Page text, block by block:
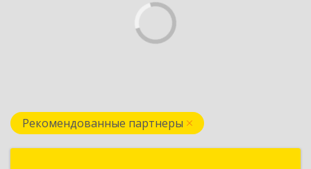
Рекомендованные партнеры